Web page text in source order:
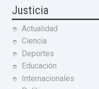
Justicia
Actualidad
Ciencia
Deportes
Educación
Internacionales